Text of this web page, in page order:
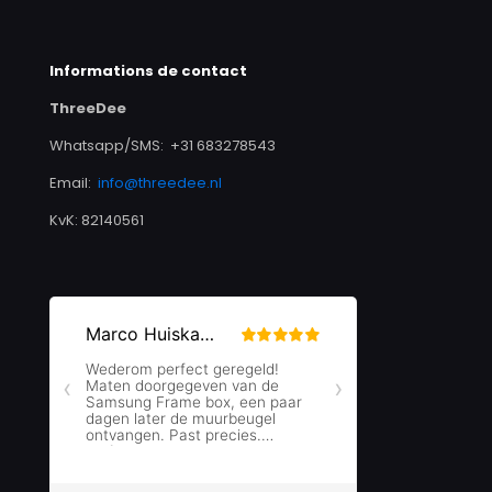
Informations de contact
ThreeDee
Whatsapp/SMS: +31 683278543
Email: info@threedee.nl
KvK: 82140561